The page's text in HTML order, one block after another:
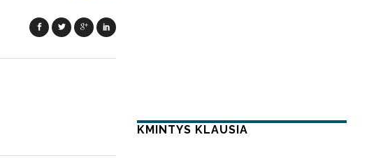
KMINTYS KLAUSIA